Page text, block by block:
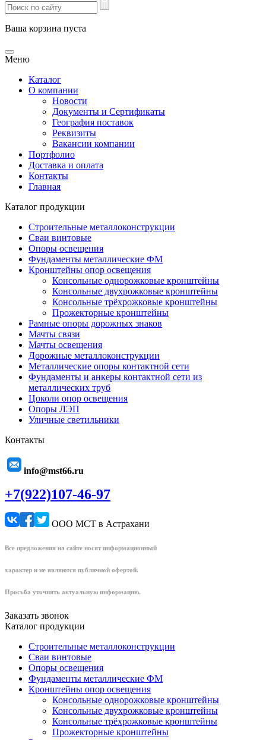
Ваша корзина пуста
Меню
Каталог
О компании
Новости
Документы и Сертификаты
География поставок
Реквизиты
Вакансии компании
Портфолио
Доставка и оплата
Контакты
Главная
Каталог продукции
Строительные металлоконструкции
Сваи винтовые
Опоры освещения
Фундаменты металлические ФМ
Кронштейны опор освещения
Консольные однорожковые кронштейны
Консольные двухрожковые кронштейны
Консольные трёхрожковые кронштейны
Прожекторные кронштейны
Рамные опоры дорожных знаков
Мачты связи
Мачты освещения
Дорожные металлоконструкции
Металлические опоры контактной сети
Фундаменты и анкеры контактной сети из
металлических труб
Цоколи опор освещения
Опоры ЛЭП
Уличные светильники
Контакты
info@mst66.ru
+7(922)107-46-97
ООО МСТ в Астрахани
Все предложения на сайте носят информационный
характер и не являются публичной офертой.
Просьба уточнять актуальную информацию.
Заказать звонок
Каталог продукции
Строительные металлоконструкции
Сваи винтовые
Опоры освещения
Фундаменты металлические ФМ
Кронштейны опор освещения
Консольные однорожковые кронштейны
Консольные двухрожковые кронштейны
Консольные трёхрожковые кронштейны
Прожекторные кронштейны